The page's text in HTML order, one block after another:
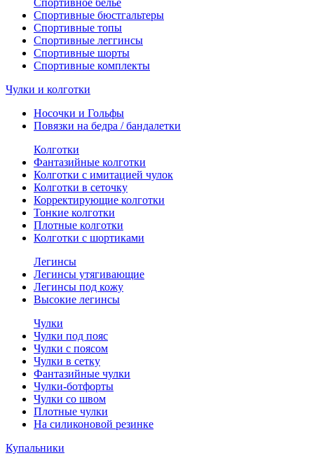
Спортивное белье
Спортивные бюстгальтеры
Спортивные топы
Спортивные леггинсы
Спортивные шорты
Спортивные комплекты
Чулки и колготки
Носочки и Гольфы
Повязки на бедра / бандалетки
Колготки
Фантазийные колготки
Колготки с имитацией чулок
Колготки в сеточку
Корректирующие колготки
Тонкие колготки
Плотные колготки
Колготки с шортиками
Легинсы
Легинсы утягивающие
Легинсы под кожу
Высокие легинсы
Чулки
Чулки под пояс
Чулки с поясом
Чулки в сетку
Фантазийные чулки
Чулки-ботфорты
Чулки со швом
Плотные чулки
На силиконовой резинке
Купальники